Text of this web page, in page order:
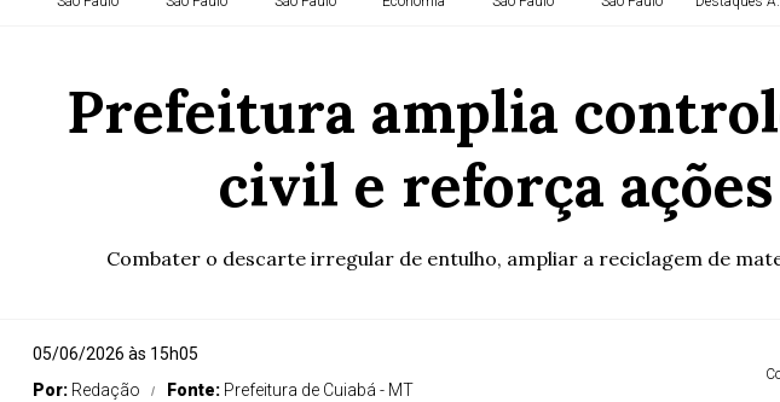
Prefeitura amplia
civil e reforça
Combater o descarte irregular de entulho, ampliar a reciclagem de
05/06/2026 às 15h05
Por: Redação Fonte: Prefeitura de Cuiabá - MT